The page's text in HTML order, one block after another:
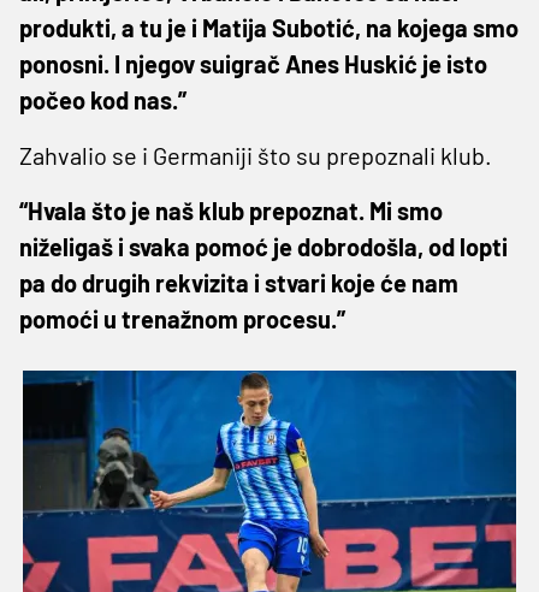
produkti, a tu je i Matija Subotić, na kojega smo
ponosni. I njegov suigrač Anes Huskić je isto
počeo kod nas.”
Zahvalio se i Germaniji što su prepoznali klub.
“Hvala što je naš klub prepoznat. Mi smo
niželigaš i svaka pomoć je dobrodošla, od lopti
pa do drugih rekvizita i stvari koje će nam
pomoći u trenažnom procesu.”